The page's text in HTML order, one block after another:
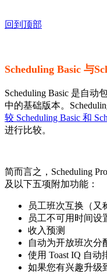
回到顶部
Scheduling Basic 与
Scheduling Basic 是自动
中的基础版本。
较 Scheduling Basic 和
进行比较。
简而言之，Scheduling
及以下五项附加功能：
员工班次互换（又
员工不可用时间设
收入预测
自动为开放班次分
使用 Toast IQ 自动
如果您有兴趣升级